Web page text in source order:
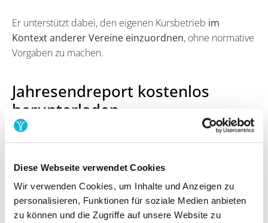
Diese Webseite verwendet Cookies
Wir verwenden Cookies, um Inhalte und Anzeigen zu
personalisieren, Funktionen für soziale Medien anbieten
zu können und die Zugriffe auf unsere Website zu
Er unterstützt dabei, den eigenen Kursbetrieb im
Kontext anderer Vereine einzuordnen, ohne normative
Vorgaben zu machen.
Jahresendreport kostenlos
herunterladen
Strukturen, Kostenfaktoren und Organisationspraktiken
im Kursbetrieb.
DieErgebnisse werden als Benchmarks,